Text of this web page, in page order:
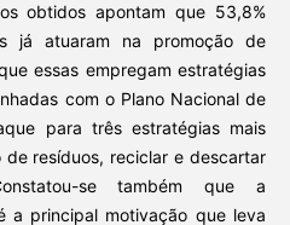
obtidos apontam que 53,8%
já atuaram na promoção de
essas empregam estratégias
com o Plano Nacional de
para três estratégias mais
resíduos, reciclar e descartar
se também que a
a principal motivação que leva